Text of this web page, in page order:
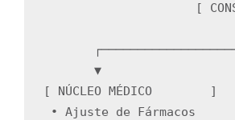
[
▼
[ NÚCLEO MÉDICO        ]   [
∙ Ajuste de Fármacos